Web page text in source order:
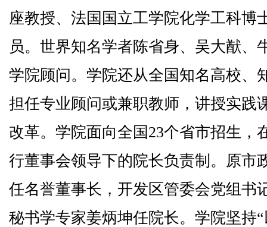
座教授、法国国立工学院化学工科博
员。世界知名学者陈省身、吴大猷、
学院顾问。学院还从全国知名高校、
担任专业顾问或兼职教师，讲授实践
改革。学院面向全国23个省市招生，
行董事会领导下的院长负责制。原市
任名誉董事长，开发区管委会党组书
秘书学专家姜炳坤任院长。学院坚持